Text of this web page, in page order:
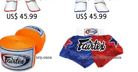
US$ 45.99 US$ 45.99